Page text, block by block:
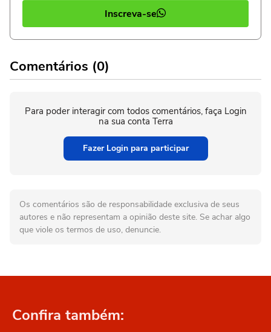
Inscreva-se
Comentários (0)
Para poder interagir com todos comentários, faça Login
na sua conta Terra
Fazer Login para participar
Os comentários são de responsabilidade exclusiva de seus
autores e não representam a opinião deste site. Se achar algo
que viole os termos de uso, denuncie.
Confira também: